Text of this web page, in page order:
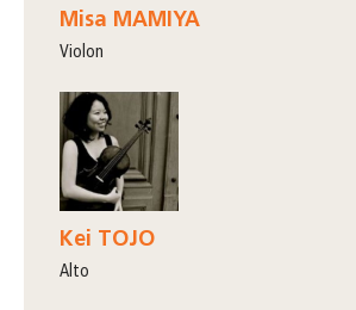
Misa MAMIYA
violon
Kei TOJO
alto